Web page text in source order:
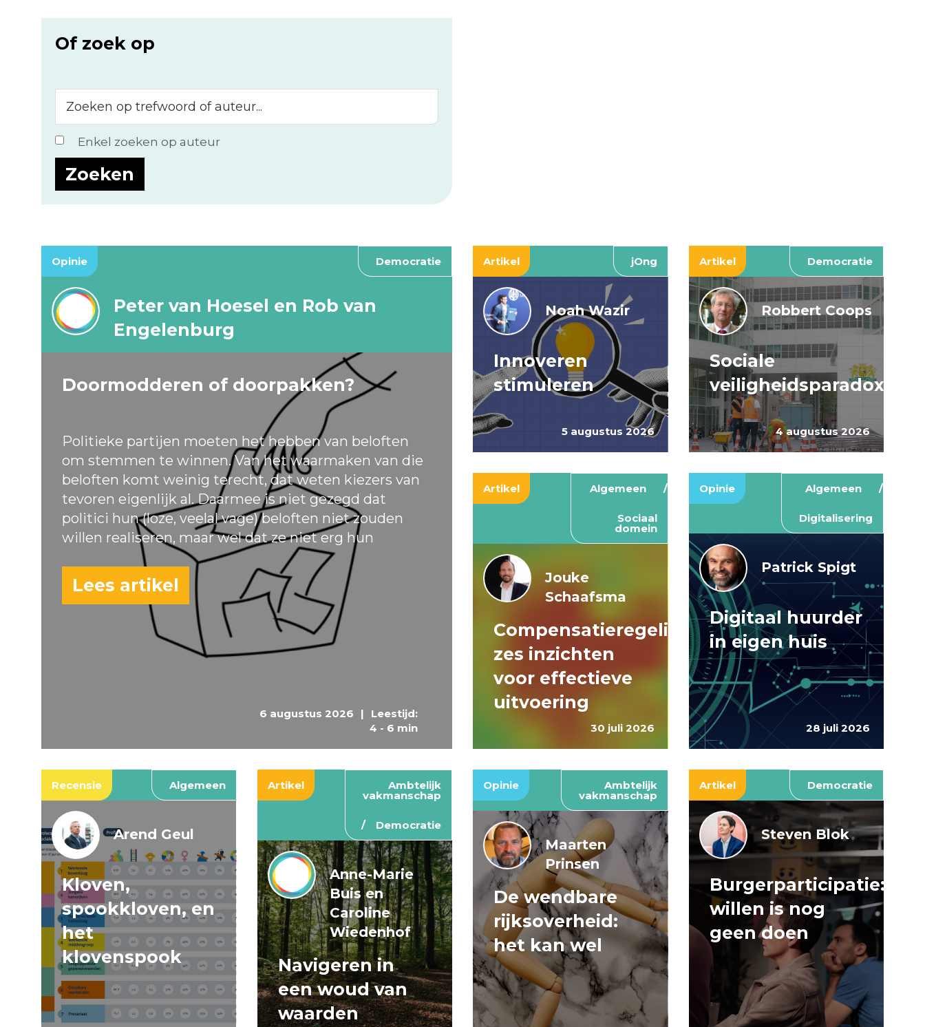
Of zoek op
op
trefwoord
of
auteur...
Enkel zoeken op auteur
Opinie Democratie
6 augustus 2026 |
Leestijd:
4 - 6 min
Peter van Hoesel en Rob van
Engelenburg
Doormodderen of doorpakken?
Politieke partijen moeten het hebben van beloften
om stemmen te winnen. Van het waarmaken van die
beloften komt weinig terecht, dat weten kiezers van
tevoren eigenlijk al. Daarmee is niet gezegd dat
politici hun (loze, veelal vage) beloften niet zouden
willen realiseren, maar wel dat ze niet erg hun
Lees artikel
Artikel jOng
5 augustus 2026
Noah Wazir
Innoveren
stimuleren
Artikel Democratie
4 augustus 2026
Robbert Coops
Sociale
veiligheidsparadox
Artikel Algemeen
Sociaal
domein
30 juli 2026
Jouke
Schaafsma
Compensatieregelingen:
zes inzichten
voor effectieve
uitvoering
Opinie Algemeen
Digitalisering
28 juli 2026
Patrick Spigt
Digitaal huurder
in eigen huis
Recensie Algemeen
Arend Geul
Kloven,
spookkloven, en
het
klovenspook
Artikel Ambtelijk
vakmanschap
Democratie
Anne-Marie
Buis en
Caroline
Wiedenhof
Navigeren in
een woud van
waarden
Opinie Ambtelijk
vakmanschap
Maarten
Prinsen
De wendbare
rijksoverheid:
het kan wel
Artikel Democratie
Steven Blok
Burgerparticipatie:
willen is nog
geen doen